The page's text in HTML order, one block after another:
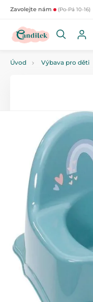
Zavolejte nám (Po-Pá 10-16)
Úvod Výbava pro děti